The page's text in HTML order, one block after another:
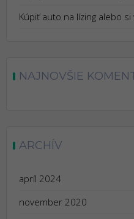
Kúpiť auto na lízing alebo
NAJNOVŠIE
ARCHÍV
apríl 2024
november 2020